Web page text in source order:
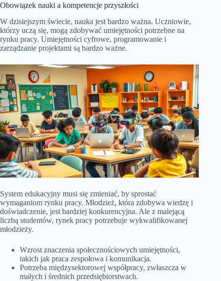
Obowiązek nauki a kompetencje przyszłości
W dzisiejszym świecie, nauka jest bardzo ważna. Uczniowie,
którzy uczą się, mogą zdobywać umiejętności potrzebne na
rynku pracy. Umiejętności cyfrowe, programowanie i
zarządzanie projektami są bardzo ważne.
System edukacyjny musi się zmieniać, by sprostać
wymaganiom rynku pracy. Młodzież, która zdobywa wiedzę i
doświadczenie, jest bardziej konkurencyjna. Ale z malejącą
liczbą studentów, rynek pracy potrzebuje wykwalifikowanej
młodzieży.
Wzrost znaczenia społecznościowych umiejętności,
takich jak praca zespołowa i komunikacja.
Potrzeba międzysektorowej współpracy, zwłaszcza w
małych i średnich przedsiębiorstwach.